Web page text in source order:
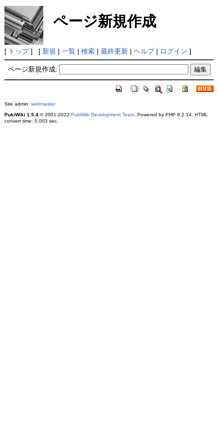
ページ新規作成
[ トップ] [ 新規 | 一覧| 検索| 最終更新| ヘルプ| ログイン ]
ページ新規作成:
Site admin: webmaster
PukiWiki 1.5.4© 2001-2022 PukiWiki Development Team. Powered by PHP 8.2.14. HTML
convert time: 0.003 sec.